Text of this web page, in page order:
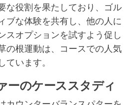
な役割を果たしており、ゴル
ブな体験を共有し、他の人に
スオプションを試すよう促し
の根運動は、コースでの人気
います。
ーのケーススタディ